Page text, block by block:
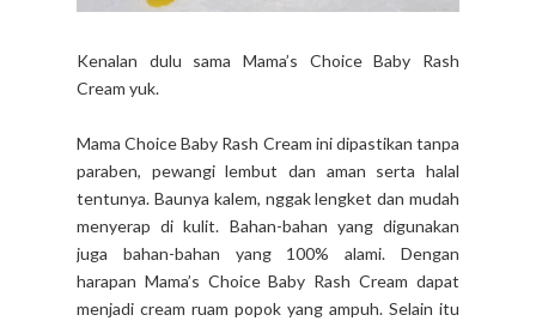
Kenalan dulu sama Mama’s Choice Baby Rash
Cream yuk.
Mama Choice Baby Rash Cream ini dipastikan tanpa
paraben, pewangi lembut dan aman serta halal
tentunya. Baunya kalem, nggak lengket dan mudah
menyerap di kulit. Bahan-bahan yang digunakan
juga bahan-bahan yang 100% alami. Dengan
harapan Mama’s Choice Baby Rash Cream dapat
menjadi cream ruam popok yang ampuh. Selain itu